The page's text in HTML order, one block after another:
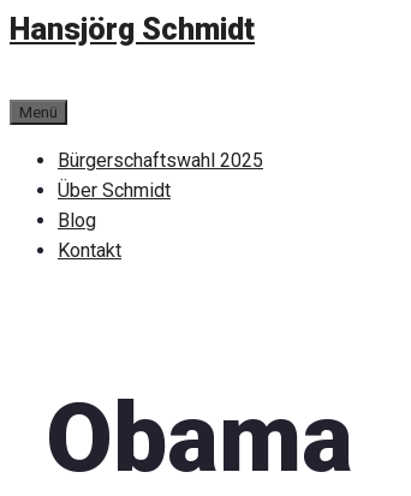
Hansjörg Schmidt
Menü
Bürgerschaftswahl 2025
Über Schmidt
Blog
Kontakt
Obama